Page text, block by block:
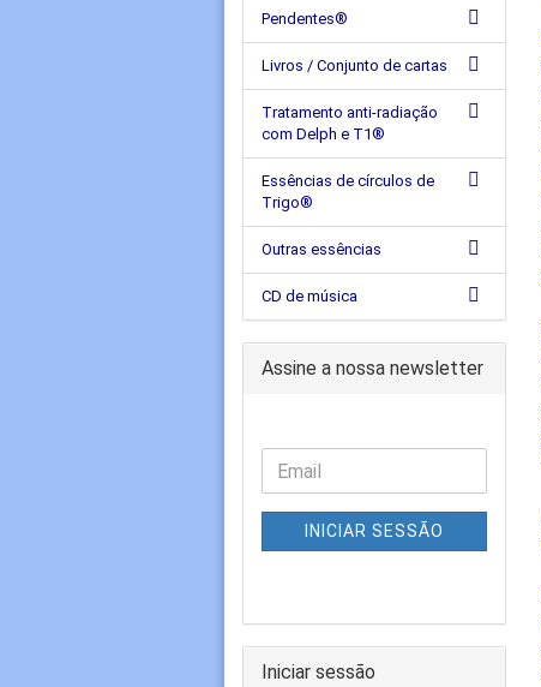
Pendentes®
Livros / Conjunto de cartas
Tratamento anti-radiação
com Delph e T1®
Essências de círculos de
Trigo®
Outras essências
CD de música
Assine a nossa newsletter
INICIAR SESSÃO
Iniciar sessão